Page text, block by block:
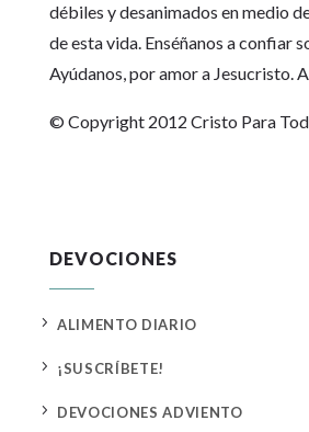
débiles y desanimados en medio
de esta vida. Enséñanos a confiar
Ayúdanos, por amor a Jesucristo.
© Copyright 2012 Cristo Para
DEVOCIONES
5 ALIMENTO DIARIO
5 ¡SUSCRÍBETE!
5 DEVOCIONES ADVIENTO